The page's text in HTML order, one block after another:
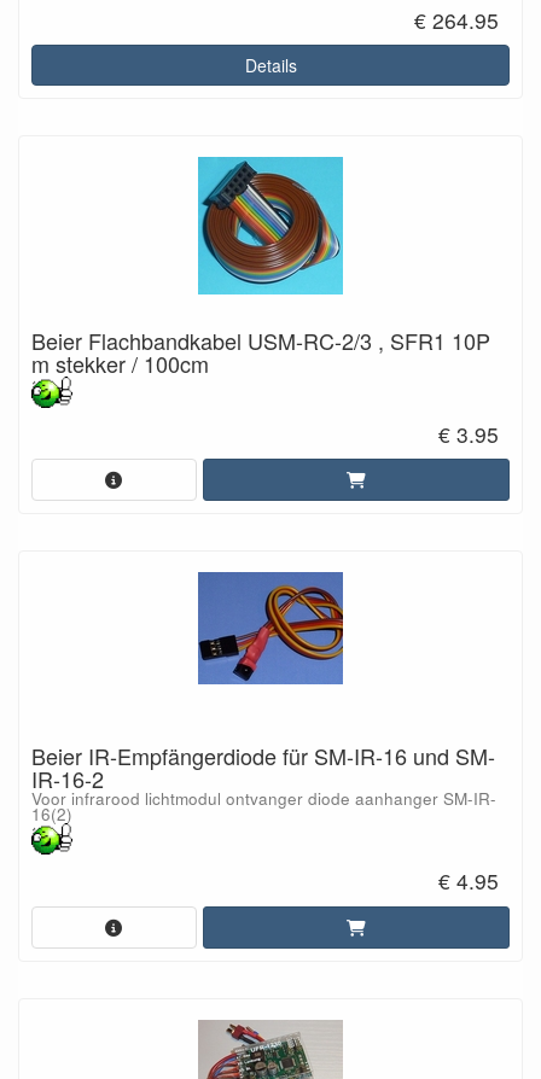
€ 264.95
Details
Beier Flachbandkabel USM-RC-2/3 , SFR1 10P
m stekker / 100cm
€ 3.95
Beier IR-Empfängerdiode für SM-IR-16 und SM-
IR-16-2
Voor infrarood lichtmodul ontvanger diode aanhanger SM-IR-
16(2)
€ 4.95